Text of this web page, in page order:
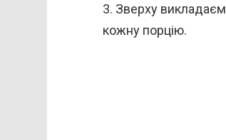
3. Зверху
кожну порцію.